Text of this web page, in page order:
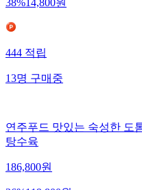
38%14,800원
444적립
13명구매중
연주푸드 맛있는 숙성한 도
탕수육
186,800원